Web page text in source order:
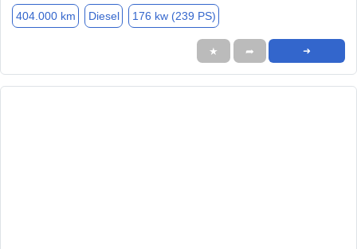
404.000 km Diesel 176 kw (239 PS)
★ ➦ ➜